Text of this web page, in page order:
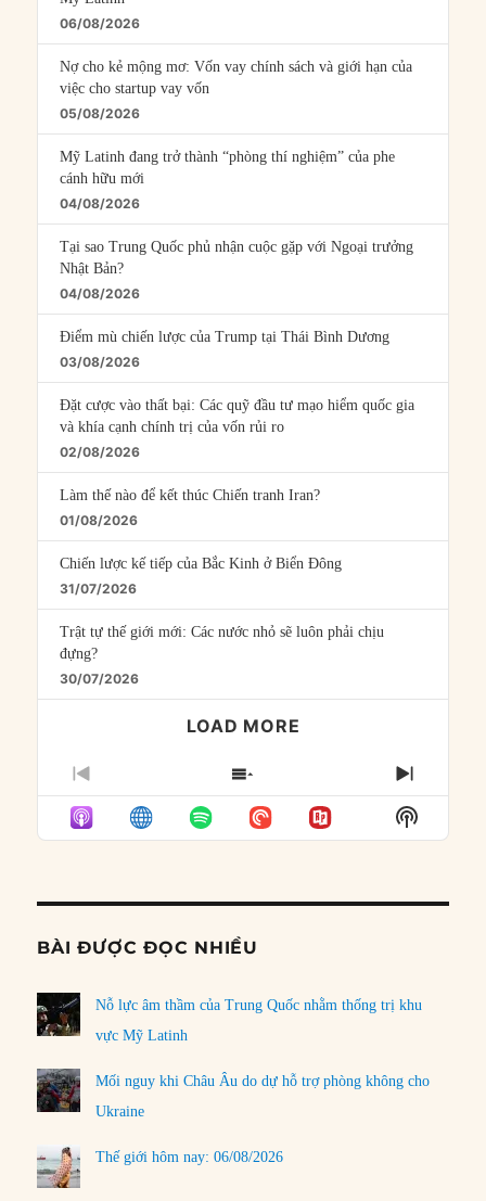
06/08/2026
Nợ cho kẻ mộng mơ: Vốn vay chính sách và giới hạn của
việc cho startup vay vốn
05/08/2026
Mỹ Latinh đang trở thành “phòng thí nghiệm” của phe
cánh hữu mới
04/08/2026
Tại sao Trung Quốc phủ nhận cuộc gặp với Ngoại trưởng
Nhật Bản?
04/08/2026
Điểm mù chiến lược của Trump tại Thái Bình Dương
03/08/2026
Đặt cược vào thất bại: Các quỹ đầu tư mạo hiểm quốc gia
và khía cạnh chính trị của vốn rủi ro
02/08/2026
Làm thế nào để kết thúc Chiến tranh Iran?
01/08/2026
Chiến lược kế tiếp của Bắc Kinh ở Biển Đông
31/07/2026
Trật tự thế giới mới: Các nước nhỏ sẽ luôn phải chịu
đựng?
30/07/2026
LOAD MORE
PREVIOUS
EPISODE
SHOW
EPISODES
LIST
NEXT
Show
Podcast
BÀI ĐƯỢC ĐỌC NHIỀU
Nỗ lực âm thầm của Trung Quốc nhằm thống trị khu
vực Mỹ Latinh
Mối nguy khi Châu Âu do dự hỗ trợ phòng không cho
Ukraine
Thế giới hôm nay: 06/08/2026